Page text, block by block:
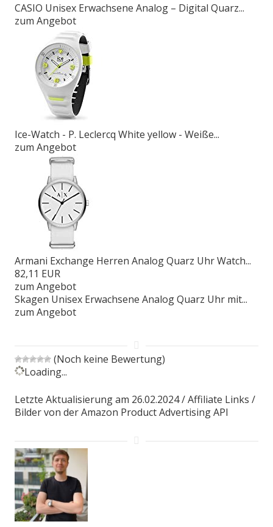
CASIO Unisex Erwachsene Analog – Digital Quarz...
zum Angebot
Ice-Watch - P. Leclercq White yellow - Weiße...
zum Angebot
Armani Exchange Herren Analog Quarz Uhr Watch...
82,11 EUR
zum Angebot
Skagen Unisex Erwachsene Analog Quarz Uhr mit...
zum Angebot
(Noch keine Bewertung)
Loading...
Letzte Aktualisierung am 26.02.2024 / Affiliate Links /
Bilder von der Amazon Product Advertising API